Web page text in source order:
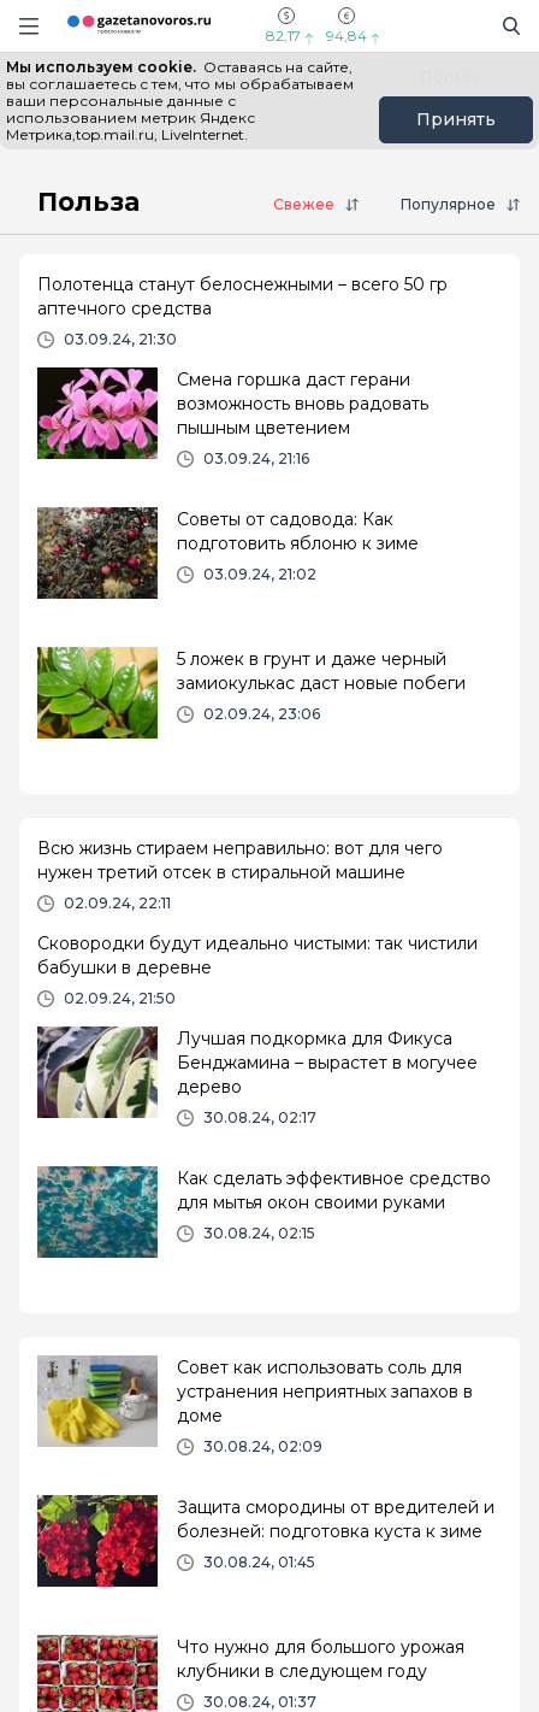
Информационный портал "ГазетаНоворос.ру"
Навигация сайта
82,17 94,84
Мы используем cookie. Оставаясь на сайте,
вы соглашаетесь с тем, что мы обрабатываем
ваши персональные данные с
использованием метрик Яндекс
Метрика,top.mail.ru, LiveInternet.
Принять
Все новости Новости России
Главная Польза
Польза Свежее Популярное
Полотенца станут белоснежными – всего 50 гр
аптечного средства
03.09.24, 21:30
Смена горшка даст герани
возможность вновь радовать
пышным цветением
03.09.24, 21:16
Советы от садовода: Как
подготовить яблоню к зиме
03.09.24, 21:02
5 ложек в грунт и даже черный
замиокулькас даст новые побеги
02.09.24, 23:06
Всю жизнь стираем неправильно: вот для чего
нужен третий отсек в стиральной машине
02.09.24, 22:11
Сковородки будут идеально чистыми: так чистили
бабушки в деревне
02.09.24, 21:50
Лучшая подкормка для Фикуса
Бенджамина – вырастет в могучее
дерево
30.08.24, 02:17
Как сделать эффективное средство
для мытья окон своими руками
30.08.24, 02:15
Совет как использовать соль для
устранения неприятных запахов в
доме
30.08.24, 02:09
Защита смородины от вредителей и
болезней: подготовка куста к зиме
30.08.24, 01:45
Что нужно для большого урожая
клубники в следующем году
30.08.24, 01:37